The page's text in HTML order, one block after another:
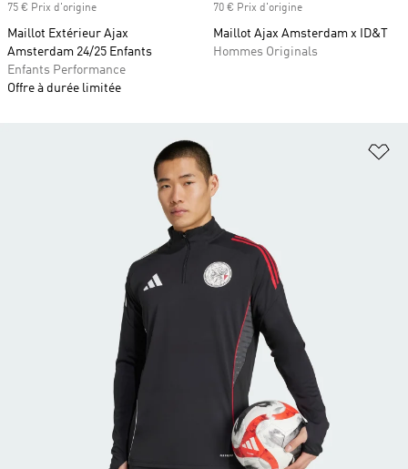
75 € Prix d'origine
Maillot Extérieur Ajax
Amsterdam 24/25 Enfants
Enfants Performance
Offre à durée limitée
70 € Prix d'origine
Maillot Ajax Amsterdam x ID&T
Hommes Originals